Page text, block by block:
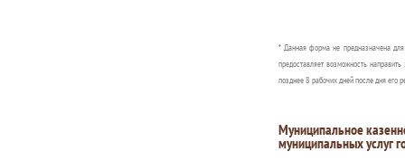
* Данная форма не предназначена
предоставляет возможность
позднее 8 рабочих дней после дня его
Муниципальное
муниципальных услуг